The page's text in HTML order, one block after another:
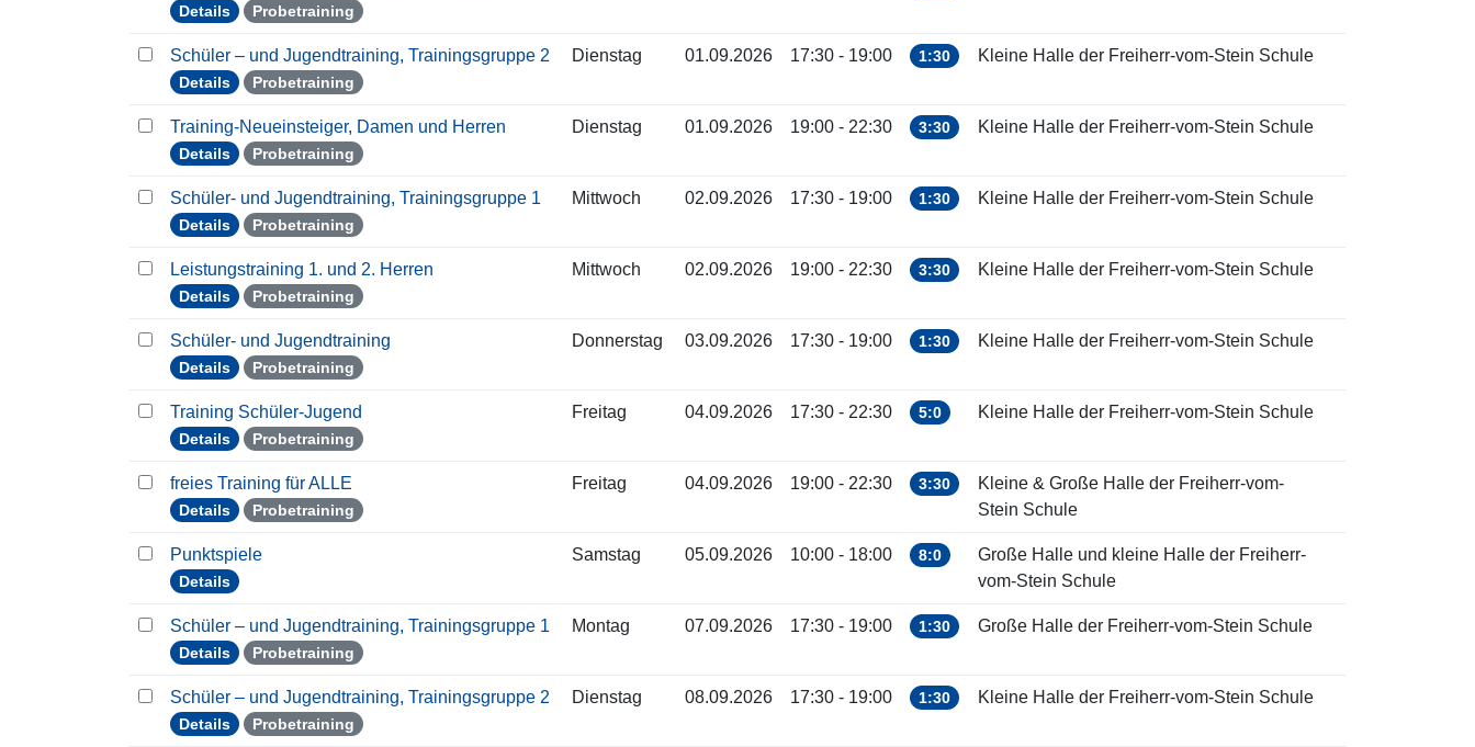
Details Probetraining
Schüler – und Jugendtraining, Trainingsgruppe 2
Details Probetraining
Dienstag 01.09.2026 17:30 - 19:00 1:30 Kleine Halle der Freiherr-vom-Stein Schule
Training-Neueinsteiger, Damen und Herren
Details Probetraining
Dienstag 01.09.2026 19:00 - 22:30 3:30 Kleine Halle der Freiherr-vom-Stein Schule
Schüler- und Jugendtraining, Trainingsgruppe 1
Details Probetraining
Mittwoch 02.09.2026 17:30 - 19:00 1:30 Kleine Halle der Freiherr-vom-Stein Schule
Leistungstraining 1. und 2. Herren
Details Probetraining
Mittwoch 02.09.2026 19:00 - 22:30 3:30 Kleine Halle der Freiherr-vom-Stein Schule
Schüler- und Jugendtraining
Details Probetraining
Donnerstag 03.09.2026 17:30 - 19:00 1:30 Kleine Halle der Freiherr-vom-Stein Schule
Training Schüler-Jugend
Details Probetraining
Freitag 04.09.2026 17:30 - 22:30 5:0 Kleine Halle der Freiherr-vom-Stein Schule
freies Training für ALLE
Details Probetraining
Freitag 04.09.2026 19:00 - 22:30 3:30
Kleine & Große Halle der Freiherr-vom-
Stein Schule
Punktspiele
Details
Samstag 05.09.2026 10:00 - 18:00 8:0
Große Halle und kleine Halle der Freiherr-
vom-Stein Schule
Schüler – und Jugendtraining, Trainingsgruppe 1
Details Probetraining
Montag 07.09.2026 17:30 - 19:00 1:30 Große Halle der Freiherr-vom-Stein Schule
Schüler – und Jugendtraining, Trainingsgruppe 2
Details Probetraining
Dienstag 08.09.2026 17:30 - 19:00 1:30 Kleine Halle der Freiherr-vom-Stein Schule